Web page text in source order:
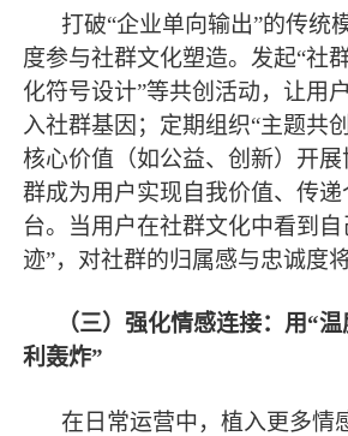
打破“企业单向输出”的传统
度参与社群文化塑造。发起“社
化符号设计”等共创活动，让用
入社群基因；定期组织“主题共
核心价值（如公益、创新）开
群成为用户实现自我价值、传
台。当用户在社群文化中看到自
迹”，对社群的归属感与忠诚度
（三）强化情感连接：用“
利轰炸”
在日常运营中，植入更多情